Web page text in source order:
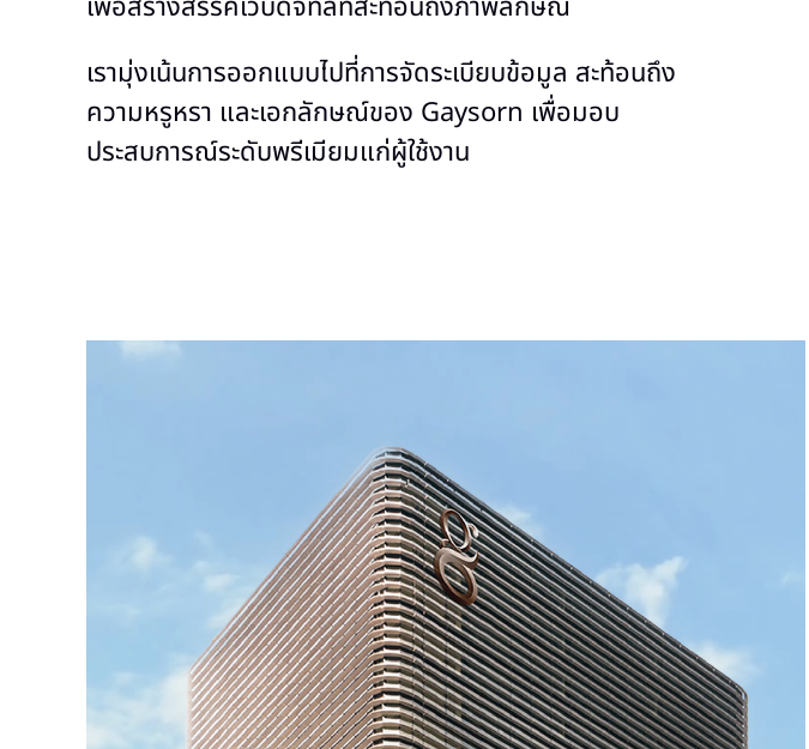
เรามุ่งเน้นการออกแบบไปที่การจัดระเบียบข้อมูล สะท้อนถึง
ความหรูหรา และเอกลักษณ์ของ Gaysorn เพื่อมอบ
ประสบการณ์ระดับพรีเมียมแก่ผู้ใช้งาน